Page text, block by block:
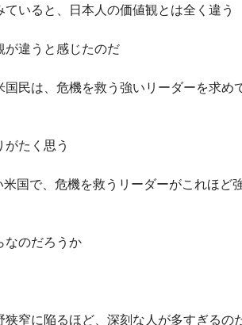
いると、日本人の価値観とは全く違う
が違うと感じたのだ
民は、危機を救う強いリーダーを求め
たく思う
国で、危機を救うリーダーがこれほど
なのだろうか
窄に陥るほど、深刻な人が多すぎるの